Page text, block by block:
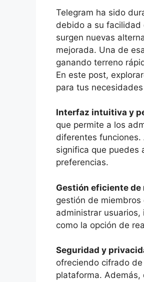
Telegram ha sido
debido a su facilidad
surgen nuevas
mejorada. Una de
ganando terreno
En este post,
para tus
Interfaz intuitiva y
que permite a los
diferentes funciones.
significa que puedes
preferencias.
Gestión eficiente de
gestión de
administrar
como la opción de
Seguridad y
ofreciendo cifrado
plataforma.